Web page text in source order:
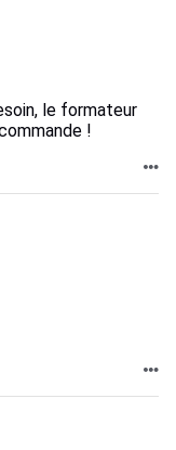
le formateur
!